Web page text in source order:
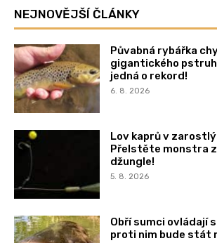
NEJNOVĚJŠÍ ČLÁNKY
Půvabná rybářka
gigantického
jedná o rekord!
6. 8. 2026
Lov kaprů v
Přelstěte monstra
džungle!
5. 8. 2026
Obří sumci ovládají
proti nim bude stát